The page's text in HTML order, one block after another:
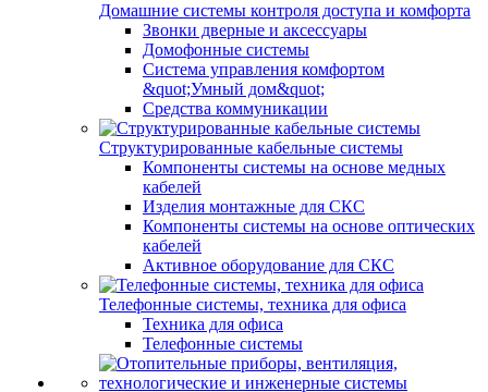
Домашние системы контроля доступа и комфорта
Звонки дверные и аксессуары
Домофонные системы
Система управления комфортом
&quot;Умный дом&quot;
Средства коммуникации
Структурированные кабельные системы
Компоненты системы на основе медных
кабелей
Изделия монтажные для СКС
Компоненты системы на основе оптических
кабелей
Активное оборудование для СКС
Телефонные системы, техника для офиса
Техника для офиса
Телефонные системы